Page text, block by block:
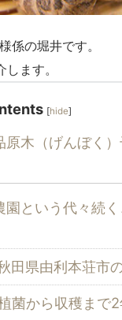
の堀井です。
ます。
[hide]
木（げんぼく
という代々続
県由利本荘市の
菌から収穫まで